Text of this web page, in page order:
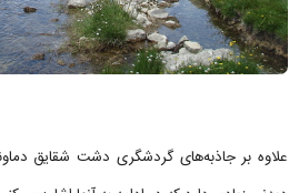
علاوه بر جاذبه‌های گردشگری دشت شقایق